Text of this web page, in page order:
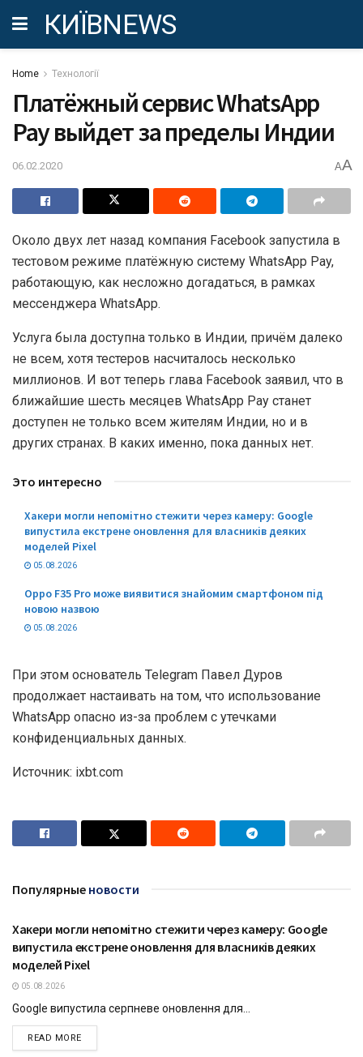
КИЇВNEWS
Home Технології
Платёжный сервис WhatsApp
Pay выйдет за пределы Индии
06.02.2020 AA
Около двух лет назад компания Facebook запустила в
тестовом режиме платёжную систему WhatsApp Pay,
работающую, как несложно догадаться, в рамках
мессенджера WhatsApp.
Услуга была доступна только в Индии, причём далеко
не всем, хотя тестеров насчиталось несколько
миллионов. И вот теперь глава Facebook заявил, что в
ближайшие шесть месяцев WhatsApp Pay станет
доступен не только всем жителям Индии, но и в
других странах. В каких именно, пока данных нет.
Это интересно
Хакери могли непомітно стежити через камеру: Google
випустила екстрене оновлення для власників деяких
моделей Pixel
05.08.2026
Oppo F35 Pro може виявитися знайомим смартфоном під
новою назвою
05.08.2026
При этом основатель Telegram Павел Дуров
продолжает настаивать на том, что использование
WhatsApp опасно из-за проблем с утечками
конфиденциальных данных.
Источник: ixbt.com
Популярные новости
ТЕХНОЛОГІЇ
Хакери могли непомітно стежити через камеру: Google
випустила екстрене оновлення для власників деяких
моделей Pixel
05.08.2026
Google випустила серпневе оновлення для...
READ MOREDETAILS